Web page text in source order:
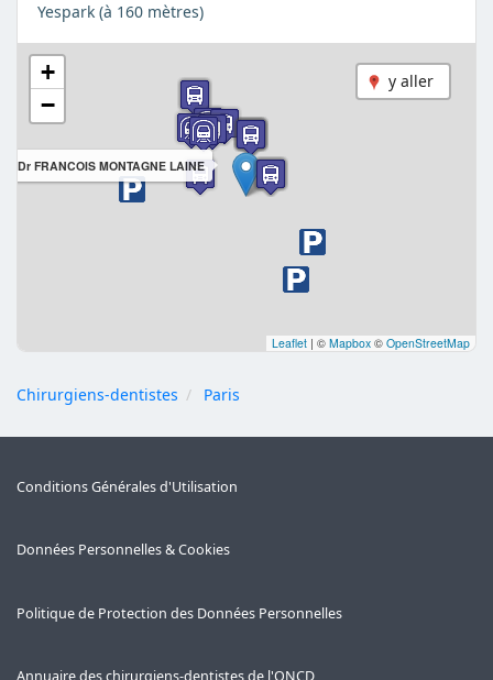
Yespark (à 160 mètres)
y aller
Dr FRANCOIS MONTAGNE LAINE
+
−
Leaflet | © Mapbox © OpenStreetMap
Chirurgiens-dentistes Paris
Conditions Générales d'Utilisation
Données Personnelles & Cookies
Politique de Protection des Données Personnelles